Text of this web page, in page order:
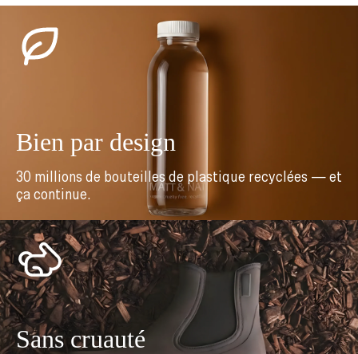
Bien par design
30 millions de bouteilles de plastique recyclées — et
ça continue.
Sans cruauté